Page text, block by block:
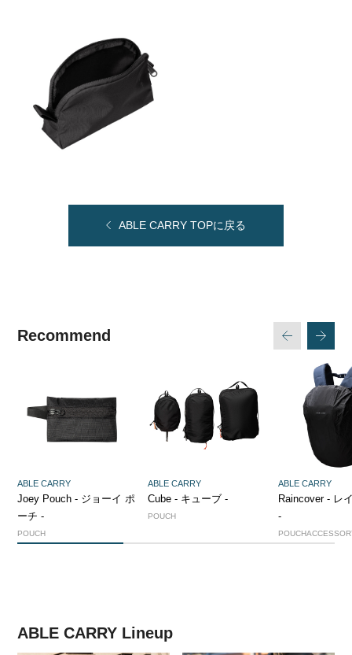
ABLE CARRY TOPに戻る
Recommend
ABLE CARRY
Joey Pouch - ジョーイ ポ
ーチ -
POUCH
ABLE CARRY
Cube - キューブ -
POUCH
ABLE CARRY
Raincover - レ
-
ABLE CARRY Lineup